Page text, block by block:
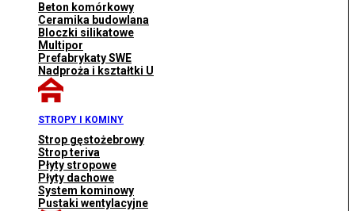
Beton komórkowy
Ceramika budowlana
Bloczki silikatowe
Multipor
Prefabrykaty SWE
Nadproża i kształtki U
STROPY I KOMINY
Strop gęstożebrowy
Strop teriva
Płyty stropowe
Płyty dachowe
System kominowy
Pustaki wentylacyjne